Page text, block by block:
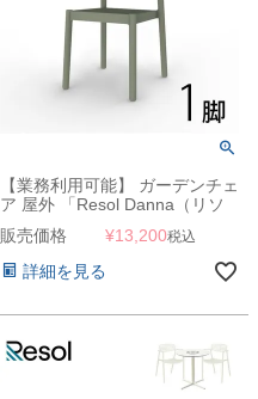
【業務利用可能】 ガーデンチェ
ア 屋外 「Resol Danna（リソ
ル ダナー チェア）」
販売価格 ¥13,200税込
詳細を見る